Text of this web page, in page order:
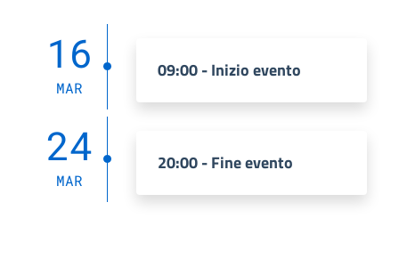
16
MAR
09:00 - Inizio evento
24
MAR
20:00 - Fine evento